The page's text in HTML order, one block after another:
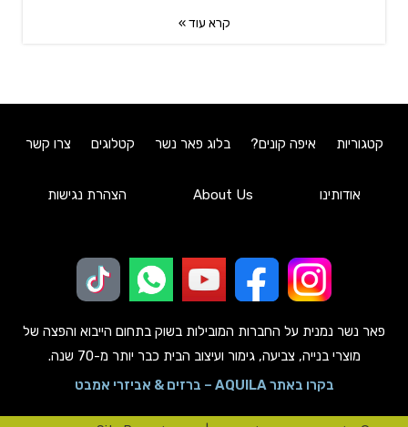
קרא עוד »
קטגוריות איפה קונים? בלוג פאר נשר קטלוגים צרו קשר
אודותינו About Us הצהרת נגישות
פאר נשר נמנית על החברות המובילות בשוק בתחום הייבוא והפצה של
מוצרי בנייה, צביעה, גימור ועיצוב הבית כבר יותר מ-70 שנה.
בקרו באתר AQUILA – ברזים & אביזרי אמבט